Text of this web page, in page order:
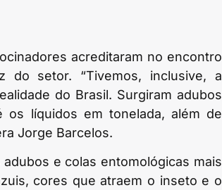
acreditaram no encontro
do setor. “Tivemos, inclusive, a
do Brasil. Surgiram adubos
os líquidos em tonelada, além de
Jorge Barcelos.
e colas entomológicas mais
cores que atraem o inseto e o